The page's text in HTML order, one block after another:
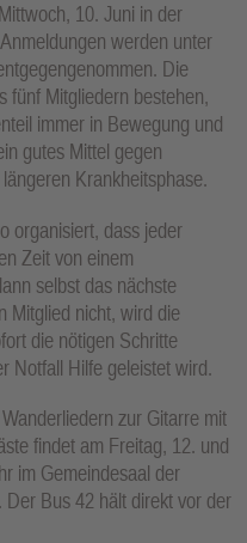
10. Juni in der
werden unter
Die
fünf Mitgliedern bestehen,
immer in Bewegung und
gutes Mittel gegen
Krankheitsphase.
organisiert, dass jeder
Zeit von einem
selbst das nächste
Mitglied nicht, wird die
die nötigen Schritte
Notfall Hilfe geleistet wird.
zur Gitarre mit
findet am Freitag, 12. und
im Gemeindesaal der
Bus 42 hält direkt vor der